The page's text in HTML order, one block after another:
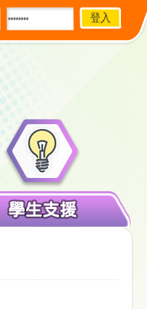
學生支援